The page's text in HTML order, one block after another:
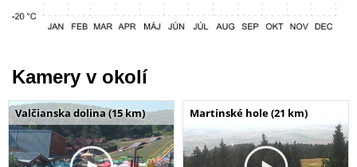
Kamery v okolí
Valčianska dolina (15 km) Martinské hole (21 km)